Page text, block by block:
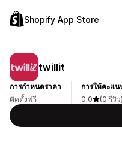
Shopify App Store
twillit
การกำหนดราคา
ติดตั้งฟรี
การให้คะแน
0.0
(0 รีวิว)